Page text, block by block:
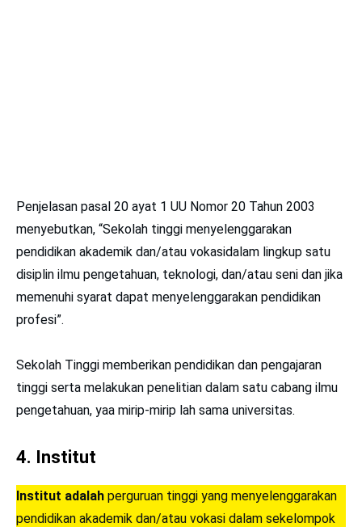
Penjelasan pasal 20 ayat 1 UU Nomor 20 Tahun 2003
menyebutkan, “Sekolah tinggi menyelenggarakan
pendidikan akademik dan/atau vokasidalam lingkup satu
disiplin ilmu pengetahuan, teknologi, dan/atau seni dan jika
memenuhi syarat dapat menyelenggarakan pendidikan
profesi”.
Sekolah Tinggi memberikan pendidikan dan pengajaran
tinggi serta melakukan penelitian dalam satu cabang ilmu
pengetahuan, yaa mirip-mirip lah sama universitas.
4. Institut
Institut adalah perguruan tinggi yang menyelenggarakan
pendidikan akademik dan/atau vokasi dalam sekelompok